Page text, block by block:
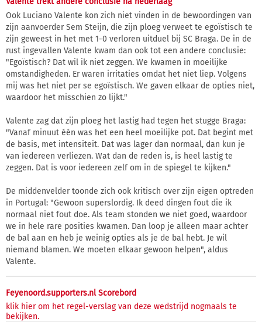
Ook Luciano Valente kon zich niet vinden in de bewoordingen van
zijn aanvoerder Sem Steijn, die zijn ploeg verweet te egoïstisch te
zijn geweest in het met 1-0 verloren uitduel bij SC Braga. De in de
rust ingevallen Valente kwam dan ook tot een andere conclusie:
"Egoïstisch? Dat wil ik niet zeggen. We kwamen in moeilijke
omstandigheden. Er waren irritaties omdat het niet liep. Volgens
mij was het niet per se egoïstisch. We gaven elkaar de opties niet,
waardoor het misschien zo lijkt."
Valente zag dat zijn ploeg het lastig had tegen het stugge Braga:
"Vanaf minuut één was het een heel moeilijke pot. Dat begint met
de basis, met intensiteit. Dat was lager dan normaal, dan kun je
van iedereen verliezen. Wat dan de reden is, is heel lastig te
zeggen. Dat is voor iedereen zelf om in de spiegel te kijken."
De middenvelder toonde zich ook kritisch over zijn eigen optreden
in Portugal: "Gewoon superslordig. Ik deed dingen fout die ik
normaal niet fout doe. Als team stonden we niet goed, waardoor
we in hele rare posities kwamen. Dan loop je alleen maar achter
de bal aan en heb je weinig opties als je de bal hebt. Je wil
niemand blamen. We moeten elkaar gewoon helpen", aldus
Valente.
Feyenoord.supporters.nl Scorebord
klik hier om het regel-verslag van deze wedstrijd nogmaals te
bekijken.